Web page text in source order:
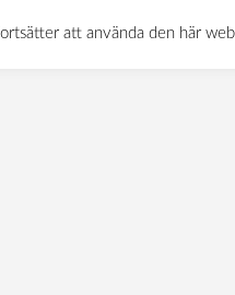
att använda den här